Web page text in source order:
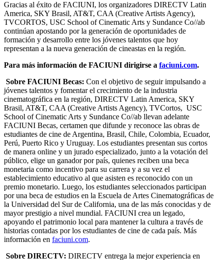
Gracias al éxito de FACIUNI, los organizadores DIRECTV Latin
America, SKY Brasil, AT&T, CAA (Creative Artists Agency),
TVCORTOS, USC School of Cinematic Arts y Sundance Co//ab
continúan apostando por la generación de oportunidades de
formación y desarrollo entre los jóvenes talentos que hoy
representan a la nueva generación de cineastas en la región.
Para más información de FACIUNI dirigirse a faciuni.com.
Sobre FACIUNI Becas: Con el objetivo de seguir impulsando a
jóvenes talentos y fomentar el crecimiento de la industria
cinematográfica en la región, DIRECTV Latin America, SKY
Brasil, AT&T, CAA (Creative Artists Agency), TVCortos, USC
School of Cinematic Arts y Sundance Co//ab llevan adelante
FACIUNI Becas, certamen que difunde y reconoce las obras de
estudiantes de cine de Argentina, Brasil, Chile, Colombia, Ecuador,
Perú, Puerto Rico y Uruguay. Los estudiantes presentan sus cortos
de manera online y un jurado especializado, junto a la votación del
público, elige un ganador por país, quienes reciben una beca
monetaria como incentivo para su carrera y a su vez el
establecimiento educativo al que asisten es reconocido con un
premio monetario. Luego, los estudiantes seleccionados participan
por una beca de estudios en la Escuela de Artes Cinematográficas de
la Universidad del Sur de California, una de las más conocidas y de
mayor prestigio a nivel mundial. FACIUNI crea un legado,
apoyando el patrimonio local para mantener la cultura a través de
historias contadas por los estudiantes de cine de cada país. Más
información en faciuni.com.
Sobre DIRECTV: DIRECTV entrega la mejor experiencia en